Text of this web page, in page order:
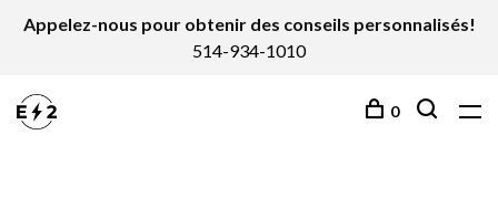
Appelez-nous pour obtenir des conseils personnalisés!
514-934-1010
0